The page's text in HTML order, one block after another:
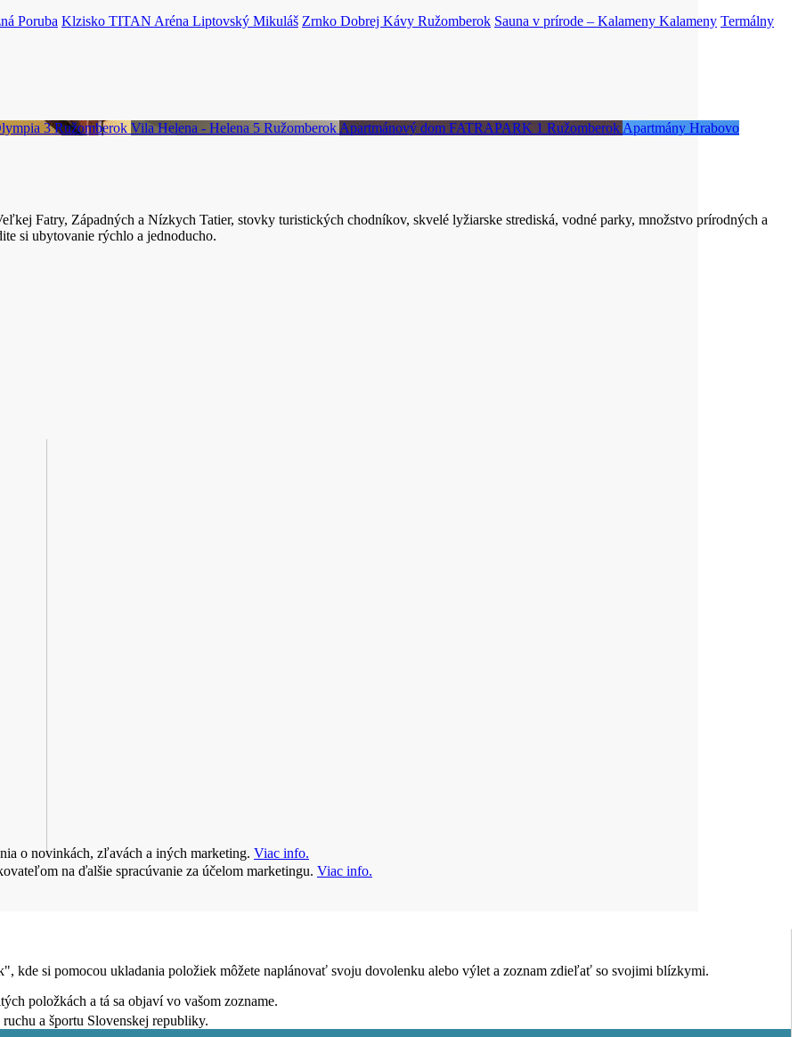
kde si pomocou ukladania položiek môžete naplánovať svoju dovolenku alebo výlet a zoznam zdieľať so svojimi blízkymi.
položkách a tá sa objaví vo vašom zozname.
Poruba Klzisko TITAN Aréna Liptovský Mikuláš Zrnko Dobrej Kávy Ružomberok Sauna v prírode – Kalameny Kalameny Termálny
3Ružomberok Vila Helena - Helena 5 Ružomberok Apartmánový dom FATRAPARK 1 Ružomberok Apartmány Hrabovo
Fatry, Západných a Nízkych Tatier, stovky turistických chodníkov, skvelé lyžiarske strediská, vodné parky, množstvo prírodných a
si ubytovanie rýchlo a jednoducho.
o novinkách, zľavách a iných marketing. Viac info.
na ďalšie spracúvanie za účelom marketingu. Viac info.
a športu Slovenskej republiky.